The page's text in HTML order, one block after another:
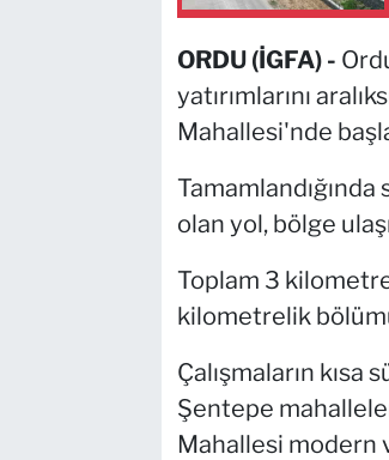
ORDU (İGFA) -
yatırımlarını
Mahallesi'nde
olan yol, bölge
Toplam 3
kilometrelik
Çalışmaların
Şentepe
Mahallesi modern